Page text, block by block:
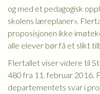
og med et pedagogisk
skolens læreplaner».
proposisjonen ikke
alle elever bør få et slikt
Flertallet viser videre til
480 fra 11. februar 2016.
departementets svar i